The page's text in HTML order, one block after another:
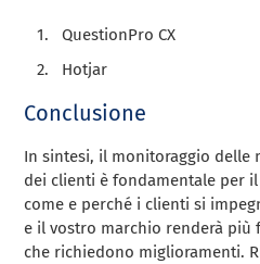
QuestionPro CX
Hotjar
Conclusione
In sintesi, il monitoraggio delle
dei clienti è fondamentale per
come e perché i clienti si
e il vostro marchio renderà più
che richiedono miglioramenti.